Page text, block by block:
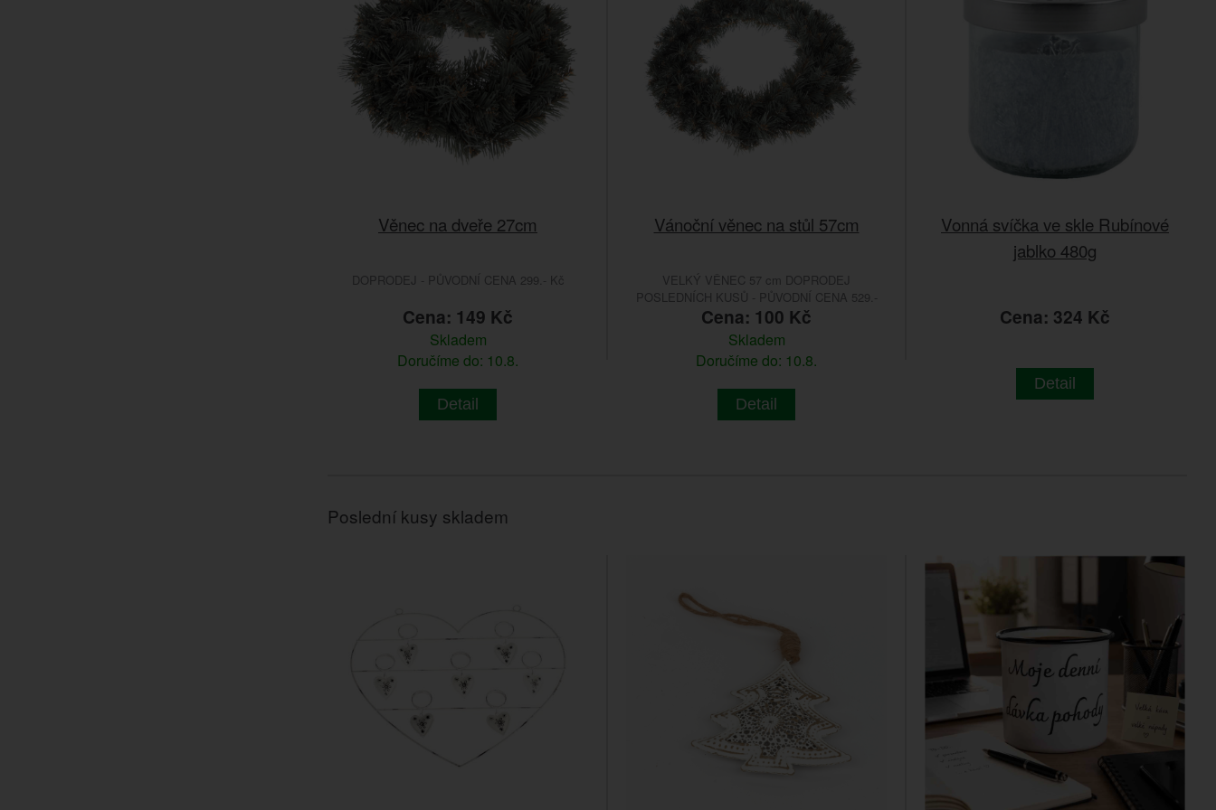
Věnec na dveře 27cm
DOPRODEJ - PŮVODNÍ CENA 299.- Kč
Cena: 149 Kč
Skladem
Doručíme do: 10.8.
Detail
Vánoční věnec na stůl 57cm
VELKÝ VĚNEC 57 cm DOPRODEJ
POSLEDNÍCH KUSŮ - PŮVODNÍ CENA 529.-
Cena: 100 Kč
Skladem
Doručíme do: 10.8.
Detail
Vonná svíčka ve skle Rubínové
jablko 480g
Cena: 324 Kč
Detail
Poslední kusy skladem